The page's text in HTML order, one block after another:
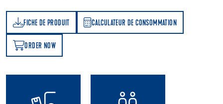
FICHE DE PRODUIT CALCULATEUR DE CONSOMMATION
DE CONSOMMATION
ORDER NOW